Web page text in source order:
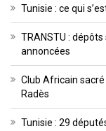
Tunisie : ce qui
TRANSTU :
annoncées
Club Africain
Radès
Tunisie : 29